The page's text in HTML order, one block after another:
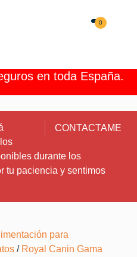
0
en toda España.
CONTACTAME
durante los
tu paciencia y sentimos
para
/ Royal Canin Gama